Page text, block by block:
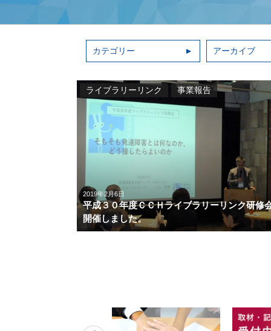
カテゴリー アーカイブ
2019年2月6日
平成３０年度ＣＣＨライブラリーリンク研修
開催しました。
ライブラリーリンク 事業報告